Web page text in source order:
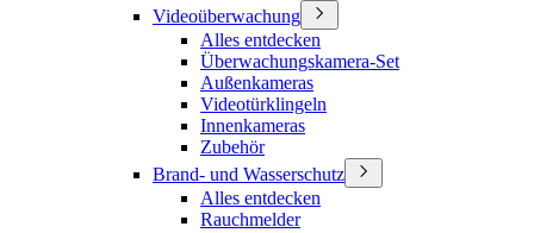
Videoüberwachung
Alles entdecken
Überwachungskamera-Set
Außenkameras
Videotürklingeln
Innenkameras
Zubehör
Brand- und Wasserschutz
Alles entdecken
Rauchmelder